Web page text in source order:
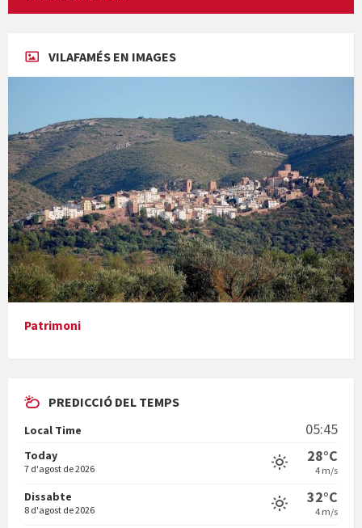
Concerts al Museu
Presentació del llibre &quot;La mare&quot;, d'Emma Zafon
En Bum
VILAFAMÉS EN IMAGES
Patrimoni
PREDICCIÓ DEL TEMPS
Local Time 05:45
Today
7 d'agost de 2026
28°C
4 m/s
Dissabte
8 d'agost de 2026
32°C
4 m/s